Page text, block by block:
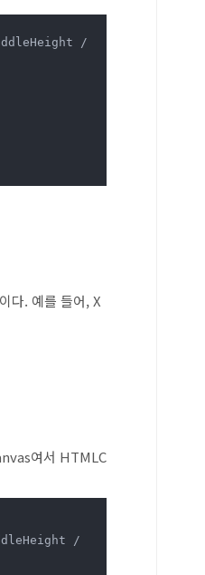
다. 예를 들어,X
여서 HTMLC